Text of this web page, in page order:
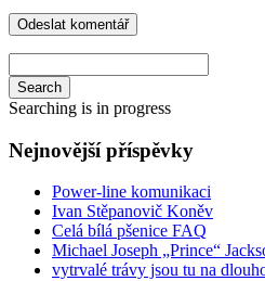
Search
Searching is in progress
Nejnovější příspěvky
Power-line komunikaci
Ivan Stěpanovič Koněv
Celá bílá pšenice FAQ
Michael Joseph „Prince“
vytrvalé trávy jsou tu na